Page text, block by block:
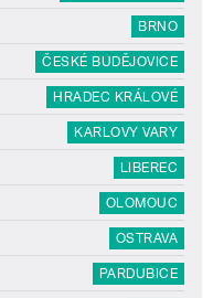
BRNO
ČESKÉ BUDĚJOVICE
HRADEC KRÁLOVÉ
KARLOVY VARY
LIBEREC
OLOMOUC
OSTRAVA
PARDUBICE